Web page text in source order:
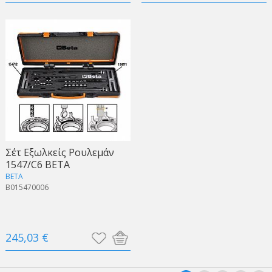
Σέτ Εξωλκείς Ρουλεμάν
1547/C6 BETA
BETA
B015470006
245,03 €